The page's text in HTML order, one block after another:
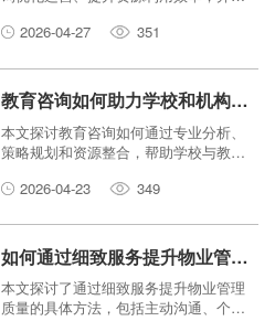
2026-04-27
351
教育咨询如何助力学校和机构发展？
本文探讨教育咨询如何通过专业分析、
策略规划和资源整合，帮助学校与教育
理效率，实现可持续发展。
2026-04-23 349
如何通过细致服务提升物业管理质量？
本文探讨了通过细致服务提升物业管理
质量的具体方法，包括主动沟通、个性